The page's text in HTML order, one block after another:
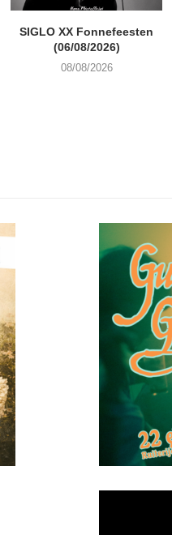
SIGLO XX Fonnefeesten
(06/08/2026)
08/08/2026